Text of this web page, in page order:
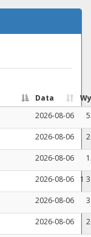
Data
2026-08-06
2026-08-06
2026-08-06
2026-08-06 1
2026-08-06
2026-08-06